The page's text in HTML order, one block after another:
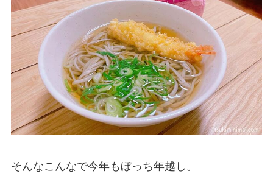
そんなこんなで今年もぼっち年越し。